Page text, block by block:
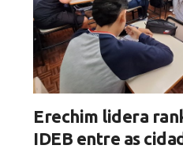
Erechim lidera
IDEB entre as